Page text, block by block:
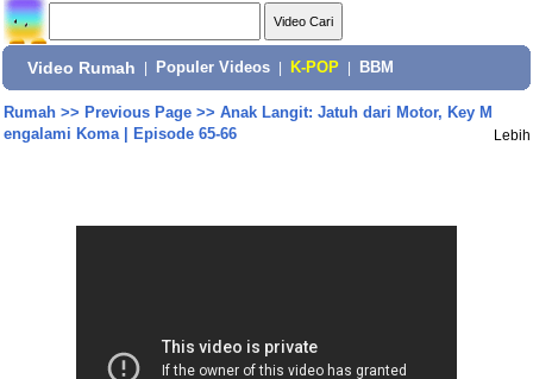
Video Rumah Populer Videos K-POP BBM
Rumah>> Previous Page>> Anak Langit: Jatuh dari Motor, Key M
engalami Koma | Episode 65-66
Lebih